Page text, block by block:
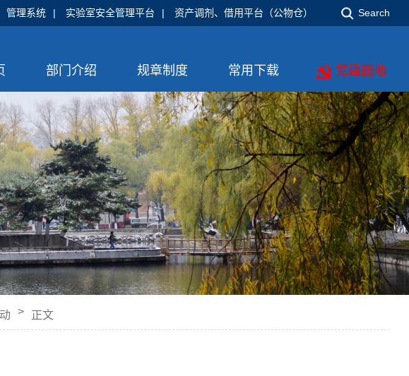
Search
管理系统 | 实验室安全管理平台 | 资产调剂、借用平台（公物仓）
部门介绍 规章制度 常用下载 党建园地
> 正文